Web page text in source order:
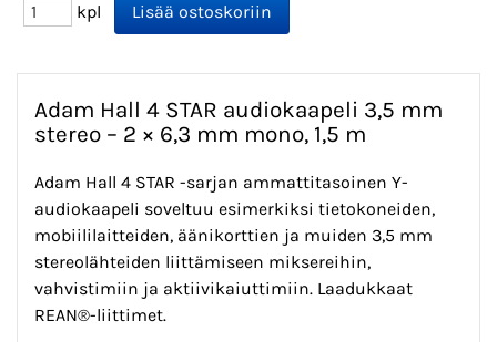
kpl
Adam Hall 4 STAR audiokaapeli 3,5 mm
stereo – 2 × 6,3 mm mono, 1,5 m
Adam Hall 4 STAR -sarjan ammattitasoinen Y-
audiokaapeli soveltuu esimerkiksi tietokoneiden,
mobiililaitteiden, äänikorttien ja muiden 3,5 mm
stereolähteiden liittämiseen miksereihin,
vahvistimiin ja aktiivikaiuttimiin. Laadukkaat
REAN®-liittimet.